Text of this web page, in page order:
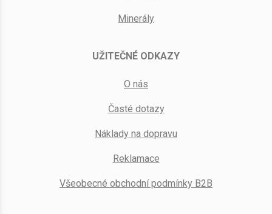
Minerály
UŽITEČNÉ ODKAZY
O nás
Časté dotazy
Náklady na dopravu
Reklamace
Všeobecné obchodní podmínky B2B